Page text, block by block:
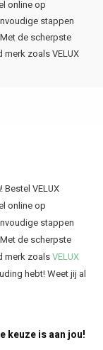
online op
stappen
de scherpste
zoals VELUX
! Bestel VELUX
online op
stappen
de scherpste
merk zoalsVELUX
hebt! Weet jij al
keuze is aan jou!